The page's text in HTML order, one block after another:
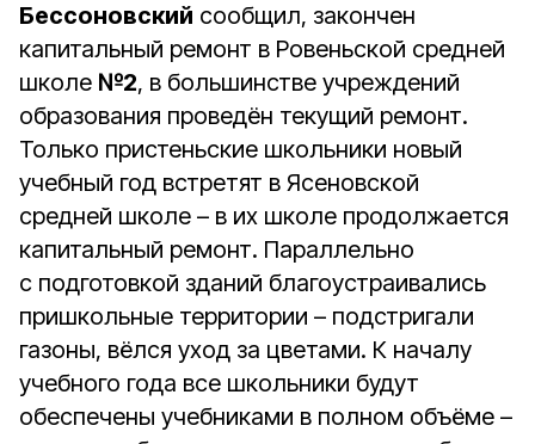
Бессоновский сообщил, закончен
капитальный ремонт в Ровеньской средней
школе №2, в большинстве учреждений
образования проведён текущий ремонт.
Только пристеньские школьники новый
учебный год встретят в Ясеновской
средней школе – в их школе продолжается
капитальный ремонт. Параллельно
с подготовкой зданий благоустраивались
пришкольные территории – подстригали
газоны, вёлся уход за цветами. К началу
учебного года все школьники будут
обеспечены учебниками в полном объёме –